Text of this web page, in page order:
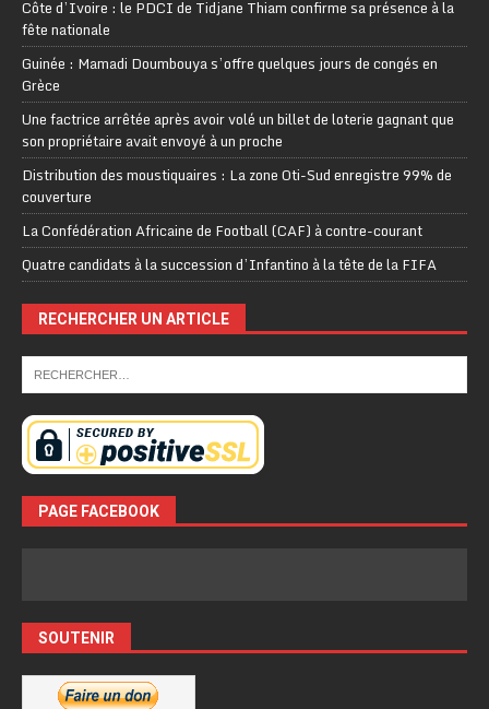
Côte d’Ivoire : le PDCI de Tidjane Thiam confirme sa présence à la
fête nationale
Guinée : Mamadi Doumbouya s’offre quelques jours de congés en
Grèce
Une factrice arrêtée après avoir volé un billet de loterie gagnant que
son propriétaire avait envoyé à un proche
Distribution des moustiquaires : La zone Oti-Sud enregistre 99% de
couverture
La Confédération Africaine de Football (CAF) à contre-courant
Quatre candidats à la succession d’Infantino à la tête de la FIFA
RECHERCHER UN ARTICLE
PAGE FACEBOOK
SOUTENIR